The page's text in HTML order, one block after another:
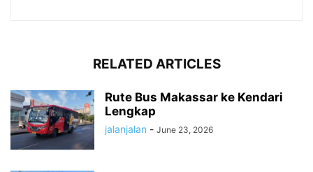
RELATED ARTICLES
Rute Bus Makassar ke Kendari
Lengkap
jalanjalan - June 23, 2026